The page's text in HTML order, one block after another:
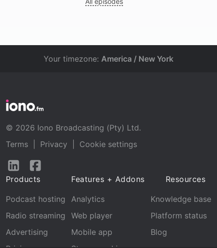
Your timezone: America / New York
© 2026 Iono Broadcasting (Pty) Ltd.
Terms
Privacy
Cookie settings
Follow
LinkedInFacebook
Products
Podcast hosting
Radio streaming
Advertising
Features + Addons
Analytics
Web player
Mobile app
Resources
Knowledge base
Platform status
Blog